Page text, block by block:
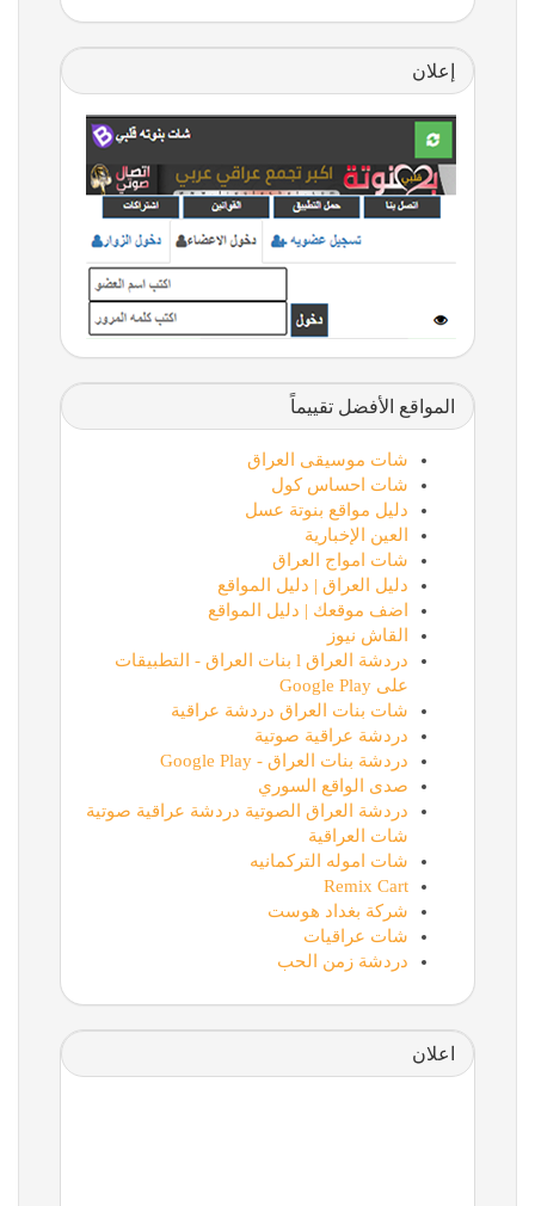
إعلان
المواقع الأفضل تقييماً
شات موسيقى العراق
شات احساس كول
دليل مواقع بنوتة عسل
العين الإخبارية
شات امواج العراق
دليل العراق | دليل المواقع
اضف موقعك | دليل المواقع
القاش نيوز
دردشة العراق l بنات العراق - التطبيقات
على Google Play
شات بنات العراق دردشة عراقية
دردشة عراقية صوتية
دردشة بنات العراق - Google Play
صدى الواقع السوري
دردشة العراق الصوتية دردشة عراقية صوتية
شات العراقية
شات اموله التركمانيه
Remix Cart
شركة بغداد هوست
شات عراقيات
دردشة زمن الحب
اعلان